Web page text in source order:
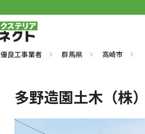
優良工事業者 群馬県 高崎市
多野造園土木（株）